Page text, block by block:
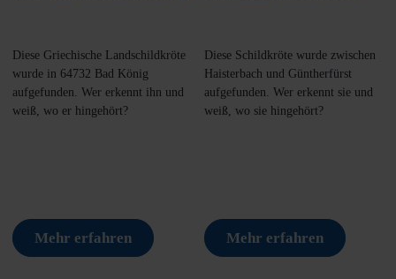
Diese Griechische Landschildkröte
wurde in 64732 Bad König
aufgefunden. Wer erkennt ihn und
weiß, wo er hingehört?
Mehr erfahren
Diese Schildkröte wurde zwischen
Haisterbach und Güntherfürst
aufgefunden. Wer erkennt sie und
weiß, wo sie hingehört?
Mehr erfahren